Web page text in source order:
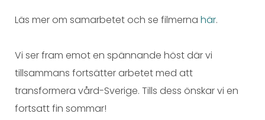
Läs mer om samarbetet och se filmerna här.
Vi ser fram emot en spännande höst där vi
tillsammans fortsätter arbetet med att
transformera vård-Sverige. Tills dess önskar vi en
fortsatt fin sommar!